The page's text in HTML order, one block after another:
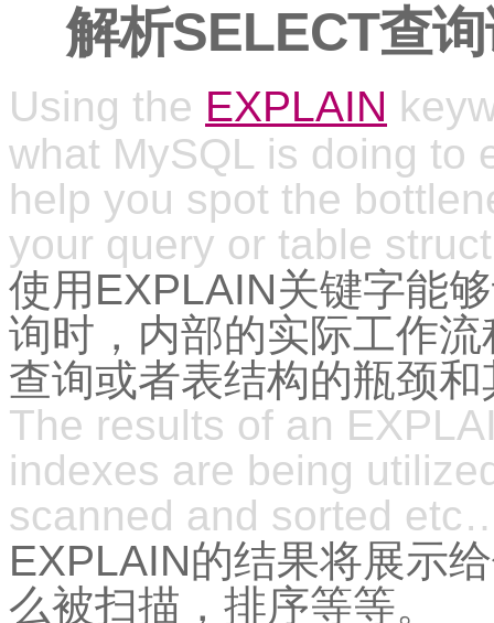
解析SELECT查询
Using the EXPLAIN
what MySQL is doing to
help you spot the
your query or table
使用EXPLAIN关键字能
询时，内部的实际工作
查询或者表结构的瓶颈
The results of an
indexes are being
scanned and sorted
EXPLAIN的结果将展示
么被扫描，排序等等。